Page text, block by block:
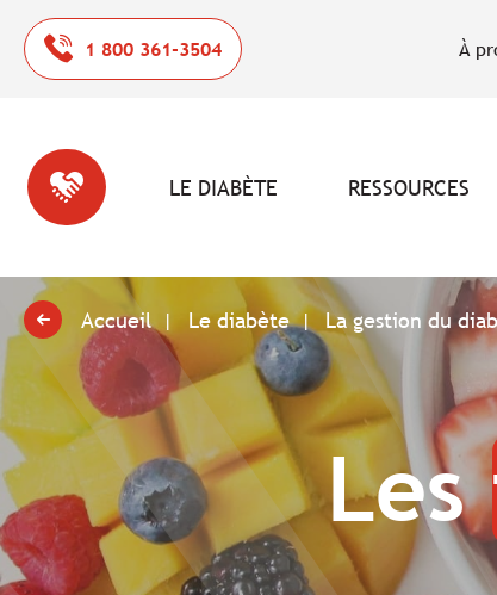
1 800 361-3504 À
LE DIABÈTE RESSOURCES
Accueil Le diabète La gestion du
Les